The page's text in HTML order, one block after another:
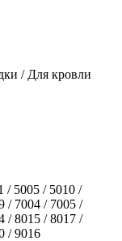
/ Для кровли
/ 5005 / 5010 /
/ 7004 / 7005 /
/ 8015 / 8017 /
/ 9016